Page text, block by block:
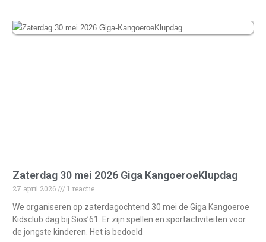
Zaterdag 30 mei 2026 Giga KangoeroeKlupdag
27 april 2026
1 reactie
We organiseren op zaterdagochtend 30 mei de Giga Kangoeroe
Kidsclub dag bij Sios’61. Er zijn spellen en sportactiviteiten voor
de jongste kinderen. Het is bedoeld